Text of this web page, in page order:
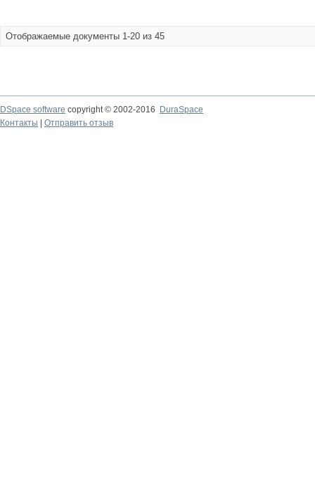
Отображаемые документы 1-20 из 45
DSpace software copyright © 2002-2016
DuraSpace
Контакты
Отправить отзыв